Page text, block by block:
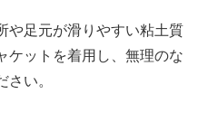
や足元が滑りやすい粘土質
ケットを着用し、無理のな
い。